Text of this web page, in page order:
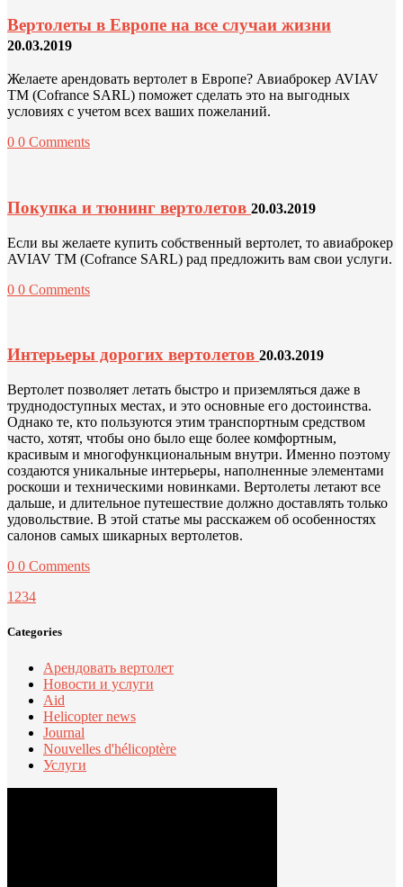
Вертолеты в Европе на все случаи жизни
20.03.2019
Желаете арендовать вертолет в Европе? Авиаброкер AVIAV
TM (Cofrance SARL) поможет сделать это на выгодных
условиях с учетом всех ваших пожеланий.
0 0 Comments
Покупка и тюнинг вертолетов 20.03.2019
Если вы желаете купить собственный вертолет, то авиаброкер
AVIAV TM (Cofrance SARL) рад предложить вам свои услуги.
0 0 Comments
Интерьеры дорогих вертолетов 20.03.2019
Вертолет позволяет летать быстро и приземляться даже в
труднодоступных местах, и это основные его достоинства.
Однако те, кто пользуются этим транспортным средством
часто, хотят, чтобы оно было еще более комфортным,
красивым и многофункциональным внутри. Именно поэтому
создаются уникальные интерьеры, наполненные элементами
роскоши и техническими новинками. Вертолеты летают все
дальше, и длительное путешествие должно доставлять только
удовольствие. В этой статье мы расскажем об особенностях
салонов самых шикарных вертолетов.
0 0 Comments
1 234
Categories
Арендовать вертолет
Новости и услуги
Aid
Helicopter news
Journal
Nouvelles d'hélicoptère
Услуги